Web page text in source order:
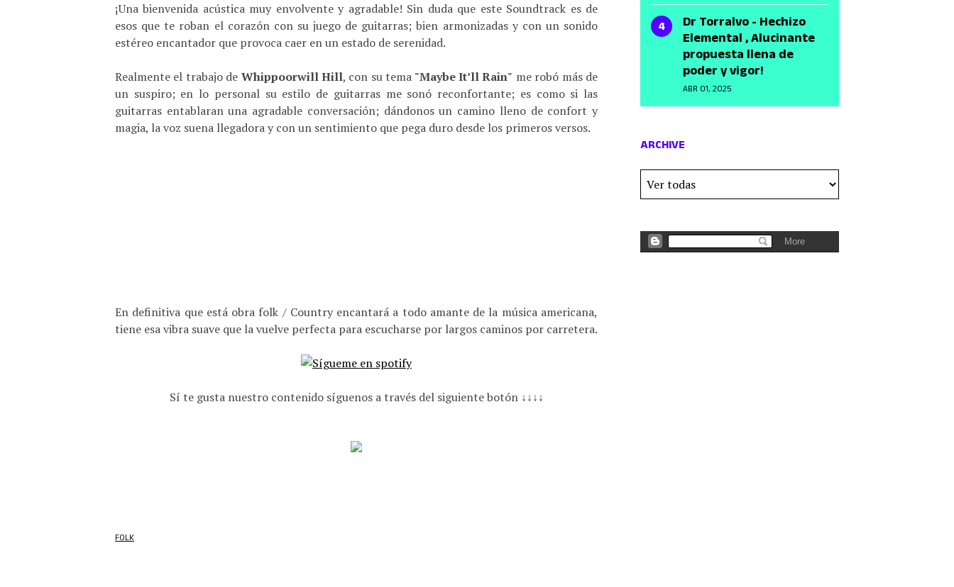
¡Una bienvenida acústica muy envolvente y agradable! Sin duda que este Soundtrack es de
esos que te roban el corazón con su juego de guitarras; bien armonizadas y con un sonido
estéreo encantador que provoca caer en un estado de serenidad.
Realmente el trabajo de Whippoorwill Hill, con su tema "Maybe It’ll Rain" me robó más de
un suspiro; en lo personal su estilo de guitarras me sonó reconfortante; es como si las
guitarras entablaran una agradable conversación; dándonos un camino lleno de confort y
magia, la voz suena llegadora y con un sentimiento que pega duro desde los primeros versos.
En definitiva que está obra folk / Country encantará a todo amante de la música americana,
tiene esa vibra suave que la vuelve perfecta para escucharse por largos caminos por carretera.
Sí te gusta nuestro contenido síguenos a través del siguiente botón ↓↓↓↓
FOLK
Dr Torralvo - Hechizo
Elemental , Alucinante
propuesta llena de
poder y vigor!
ABR 01, 2025
ARCHIVE